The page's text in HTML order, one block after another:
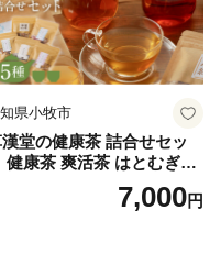
ても、お申込後の寄附
附金の返金は致しかね
県小牧市
堂の健康茶 詰合せセッ
健康茶 爽活茶 はとむぎ茶
補茶 健食茶 和漢紅茶 お茶
7,000円